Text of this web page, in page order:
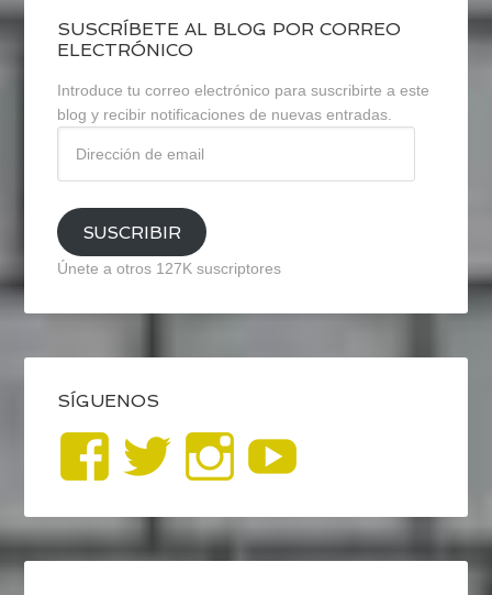
SUSCRÍBETE AL BLOG POR CORREO
ELECTRÓNICO
Introduce tu correo electrónico para suscribirte a este
blog y recibir notificaciones de nuevas entradas.
email
SUSCRIBIR
Únete a otros 127K suscriptores
SÍGUENOS
Ver
perfil
de
Ver
perfil
de
Ver
perfil
de